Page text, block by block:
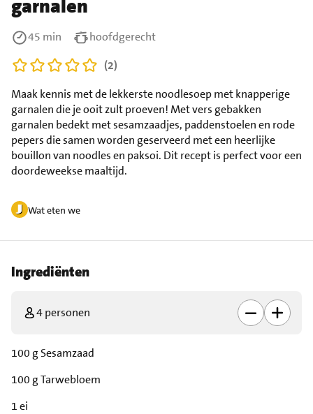
garnalen
Wat eten we
Maak kennis met de lekkerste noodlesoep met knapperige
garnalen die je ooit zult proeven! Met vers gebakken
garnalen bedekt met sesamzaadjes, paddenstoelen en rode
pepers die samen worden geserveerd met een heerlijke
bouillon van noodles en paksoi. Dit recept is perfect voor een
doordeweekse maaltijd.
45 min
hoofdgerecht
(2)
Ingrediënten
4 personen
100 g Sesamzaad
100 g Tarwebloem
1 ei